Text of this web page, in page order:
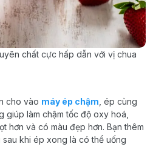
chất cực hấp dẫn với vị chua
cho vào máy ép chậm , ép cùng
giúp làm chậm tốc độ oxy hoá,
hơn và có màu đẹp hơn. Bạn thêm
khi ép xong là có thể uống